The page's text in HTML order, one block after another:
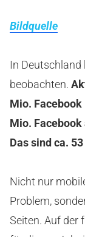
Bildquelle
In Deutschland
beobachten.
Mio.
Mio.
Das sind ca. 53
Nicht nur
Problem,
Seiten. Auf der